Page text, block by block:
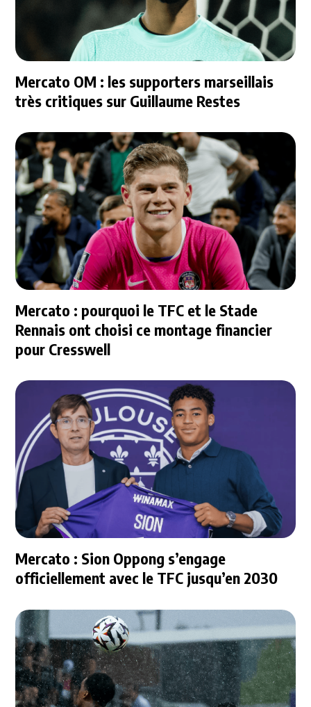
Mercato OM : les supporters marseillais
très critiques sur Guillaume Restes
Mercato : pourquoi le TFC et le Stade
Rennais ont choisi ce montage financier
pour Cresswell
Mercato : Sion Oppong s’engage
officiellement avec le TFC jusqu’en 2030